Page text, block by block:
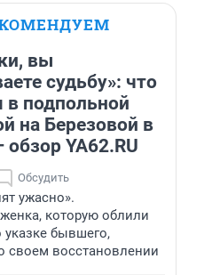
вы
судьбу»: что
в подпольной
на Березовой в
YA62.RU
Обсудить
ужасно».
которую облили
указке бывшего,
своем восстановлении